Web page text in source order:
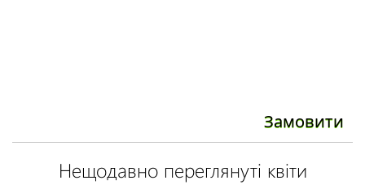
Замовити
Нещодавно переглянуті квіти